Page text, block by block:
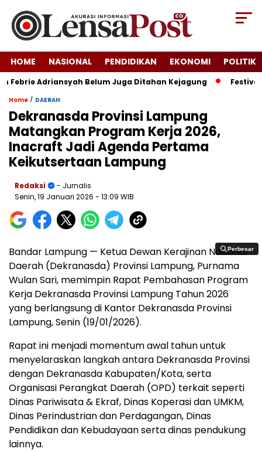
HOME NASIONAL PENDIDIKAN EKONOMI POLITIK
Adriansyah Belum Juga Ditahan Kejagung Festival
Home / DAERAH
Dekranasda Provinsi Lampung
Matangkan Program Kerja 2026,
Inacraft Jadi Agenda Pertama
Keikutsertaan Lampung
Redaksi
- Jurnalis
Senin, 19 Januari 2026 - 13:09 WIB
Perbesar
Perbesar
Bandar Lampung — Ketua Dewan Kerajinan Nasional
Daerah (Dekranasda) Provinsi Lampung, Purnama
Wulan Sari, memimpin Rapat Pembahasan Program
Kerja Dekranasda Provinsi Lampung Tahun 2026
yang berlangsung di Kantor Dekranasda Provinsi
Lampung, Senin (19/01/2026).
Rapat ini menjadi momentum awal tahun untuk
menyelaraskan langkah antara Dekranasda Provinsi
dengan Dekranasda Kabupaten/Kota, serta
Organisasi Perangkat Daerah (OPD) terkait seperti
Dinas Pariwisata & Ekraf, Dinas Koperasi dan UMKM,
Dinas Perindustrian dan Perdagangan, Dinas
Pendidikan dan Kebudayaan serta dinas pendukung
lainnya.